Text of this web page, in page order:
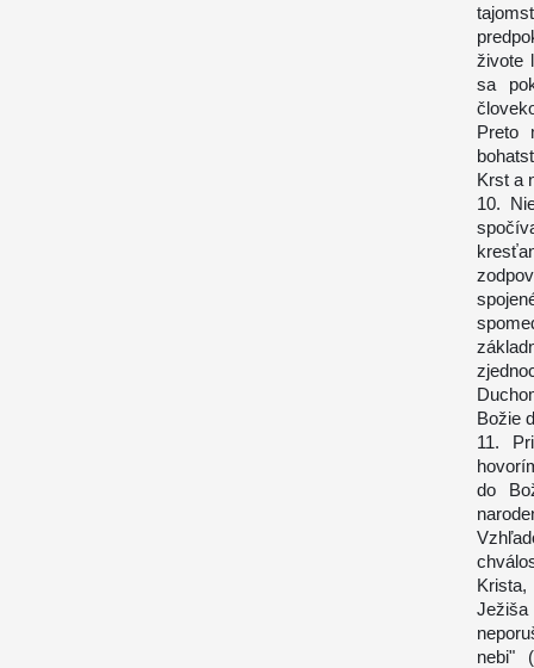
živote
sa
Preto
Krst a
10.
Božie
11.
do
nebi"